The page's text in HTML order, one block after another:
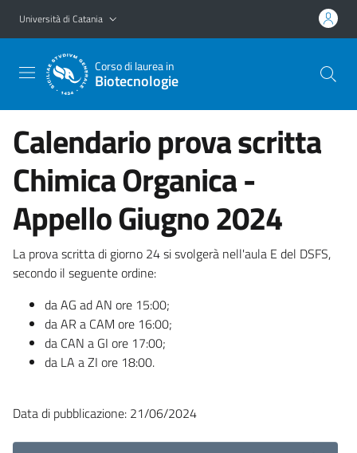
Vai al contenuto principale
Vai al menu di navigazione
Università di Catania
Corso di laurea in
Biotecnologie
Calendario prova scritta
Chimica Organica -
Appello Giugno 2024
La prova scritta di giorno 24 si svolgerà nell'aula E del DSFS,
secondo il seguente ordine:
da AG ad AN ore 15:00;
da AR a CAM ore 16:00;
da CAN a GI ore 17:00;
da LA a ZI ore 18:00.
Data di pubblicazione: 21/06/2024